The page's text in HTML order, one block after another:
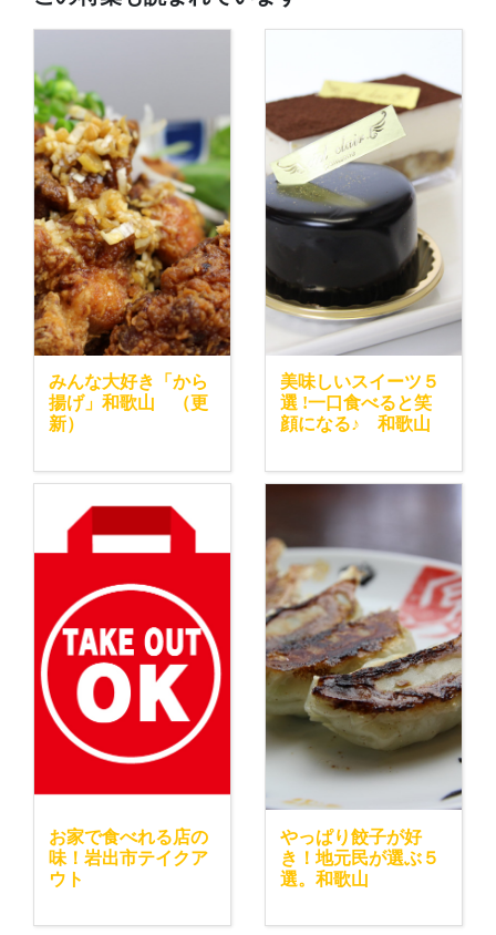
みんな大好き「から
揚げ」和歌山 （更
新）
美味しいスイーツ５
選 !一口食べると笑
顔になる♪ 和歌山
お家で食べれる店の
味！岩出市テイクア
ウト
やっぱり餃子が好
き！地元民が選ぶ５
選。和歌山